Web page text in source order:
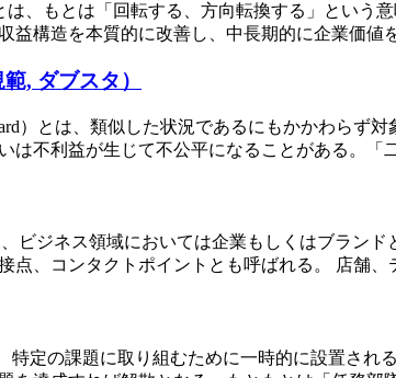
は、もとは「回転する、方向転換する」とい
益構造を本質的に改善し、中長期的に企業価
, ダブスタ）
）とは、類似した状況であるにもかかわら
は不利益が生じて不公平になることがある。
ビジネス領域においては企業もしくはブラン
点、コンタクトポイントとも呼ばれる。 店舗
特定の課題に取り組むために一時的に設置さ